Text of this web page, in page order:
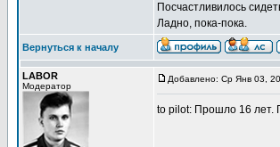
Посчастливилось
Ладно, пока-пока.
Вернуться к началу
LABOR
Модератор
Добавлено: Ср Янв 03,
to pilot: Прошло 16 лет.